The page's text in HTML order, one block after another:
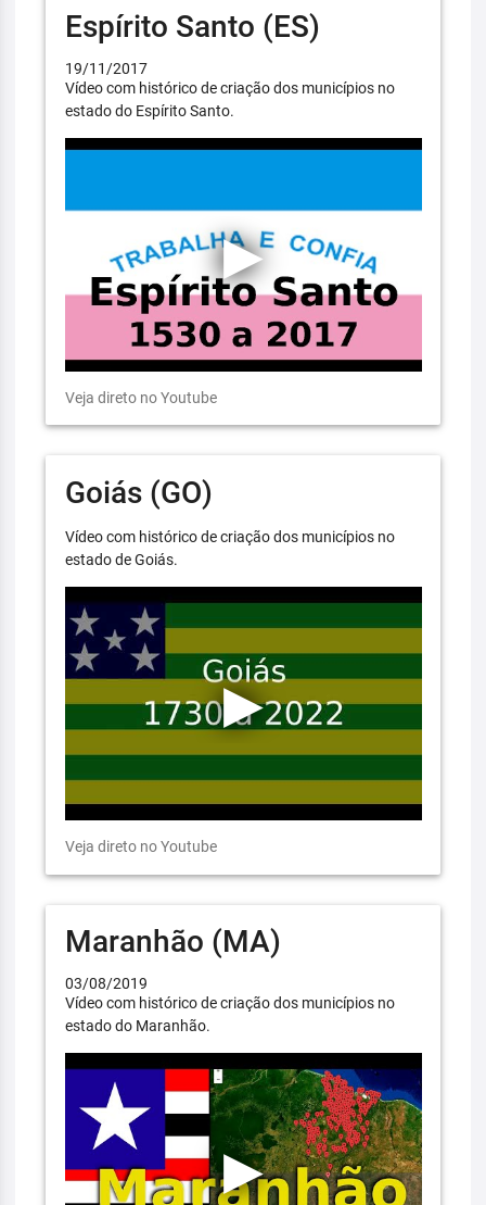
Espírito Santo (ES)
19/11/2017
Vídeo com histórico de criação dos municípios no
estado do Espírito Santo.
Veja direto no Youtube
Goiás (GO)
Vídeo com histórico de criação dos municípios no
estado de Goiás.
Veja direto no Youtube
Maranhão (MA)
03/08/2019
Vídeo com histórico de criação dos municípios no
estado do Maranhão.